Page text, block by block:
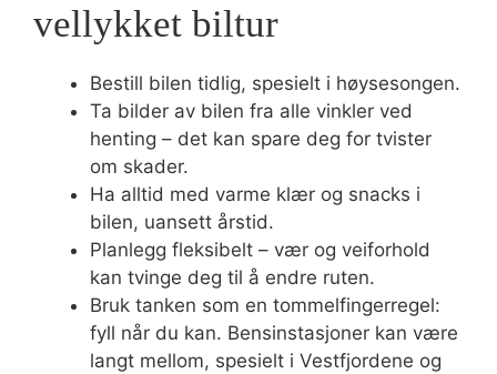
vellykket biltur
Bestill bilen tidlig, spesielt i høysesongen.
Ta bilder av bilen fra alle vinkler ved
henting – det kan spare deg for tvister
om skader.
Ha alltid med varme klær og snacks i
bilen, uansett årstid.
Planlegg fleksibelt – vær og veiforhold
kan tvinge deg til å endre ruten.
Bruk tanken som en tommelfingerregel:
fyll når du kan. Bensinstasjoner kan være
langt mellom, spesielt i Vestfjordene og